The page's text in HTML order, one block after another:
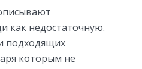
как недостаточную.
подходящих
которым не